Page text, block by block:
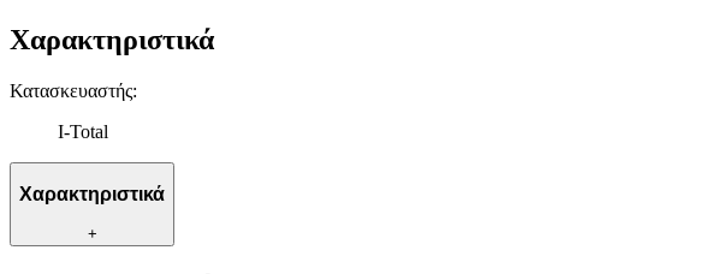
Χαρακτηριστικά
Κατασκευαστής:
I-Total
Χαρακτηριστικά
+